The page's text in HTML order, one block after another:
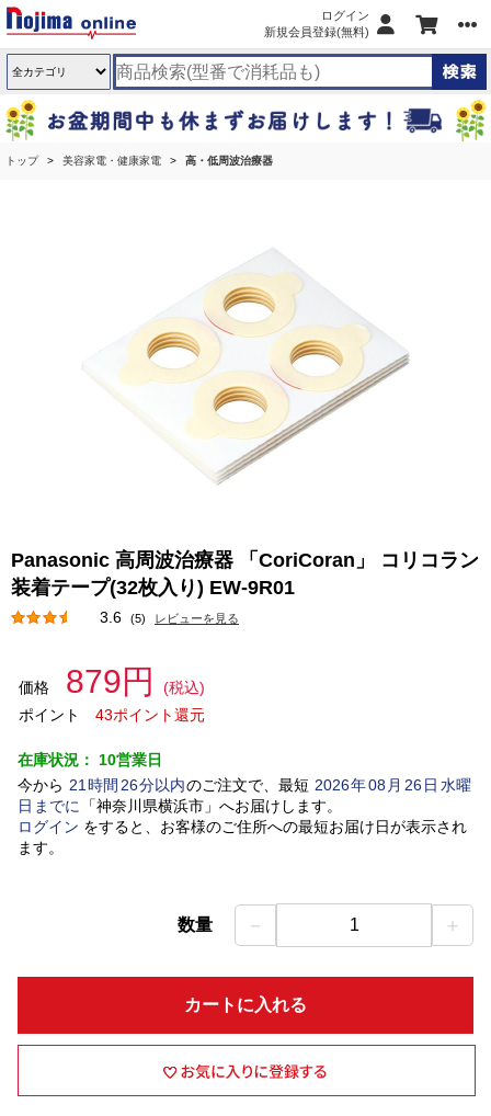
ログイン
新規会員登録(無料)
トップ 美容家電・健康家電 高・低周波治療器
Panasonic 高周波治療器 「CoriCoran」 コリコラン
装着テープ(32枚入り) EW-9R01
3.6 (5) レビューを見る
価格 879円
(税込)
ポイント
43ポイント還元
在庫状況： 10営業日
今から 21 時間 26分以内のご注文で、最短 2026年08 月 26日水曜
日 までに 「神奈川県横浜市」 へお届けします。
ログイン をすると、お客様のご住所への最短お届け日が表示され
ます。
数量 － 1 ＋
カートに入れる